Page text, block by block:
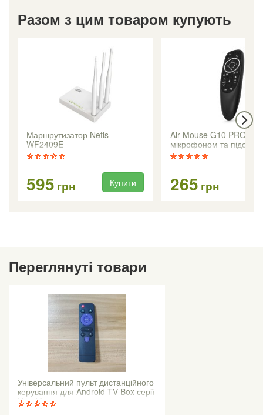
Разом з цим товаром купують
Маршрутизатор Netis
WF2409E
595 грн Купити
Air Mouse G10 PRO з
мікрофоном та
265 грн
Переглянуті товари
Універсальний пульт дистанційного
керування для Android TV Box серії
H96 Max